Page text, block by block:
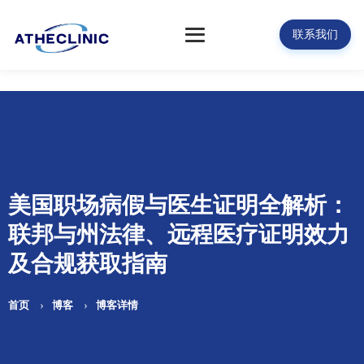
联系我们
美国职场病假与医生证明全解析：
联邦与州法律、远程医疗证明效力
及合规获取指南
首页 博客 博客详情